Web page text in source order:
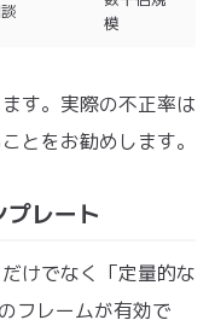
模
す。実際の不正率は
とをお勧めします。
レート
けでなく「定量的な
フレームが有効で